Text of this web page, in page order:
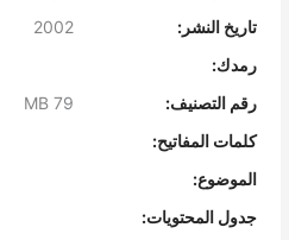
تاريخ النشر:
2002
رمدك:
رقم التصنيف:
كلمات المفاتيح:
الموضوع:
جدول المحتويات: